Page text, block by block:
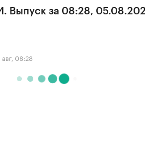
Выпуск за 08:28,
08:28